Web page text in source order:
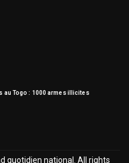
au Togo : 1000 armes illicites
quotidien national. All rights